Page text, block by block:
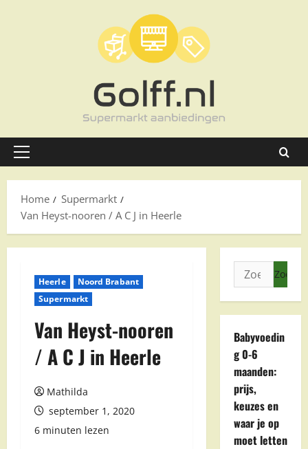
Primair
Home
Supermarkt
Van Heyst-nooren / A C J in Heerle
Heerle
Noord Brabant
Supermarkt
Van Heyst-nooren
/ A C J in Heerle
Mathilda
september 1, 2020
6 minuten lezen
Zoeken
naar:
Babyvoedin
g 0-6
maanden:
prijs,
keuzes en
waar je op
moet letten